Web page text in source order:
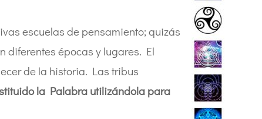
escuelas de pensamiento; quizás
diferentes épocas y lugares. El
de la historia. Las tribus
la Palabra utilizándola para